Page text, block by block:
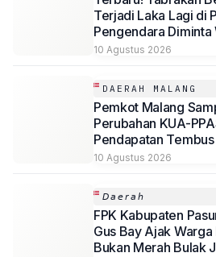
Terjadi Laka Lagi di
Pengendara Diminta
10 Agustus 2026
DAERAH MALANG
Pemkot Malang
Perubahan KUA-
Pendapatan
10 Agustus 2026
𝘋𝘢𝘦𝘳𝘢𝘩
FPK Kabupaten
Gus Bay Ajak
Bukan Merah Bulak